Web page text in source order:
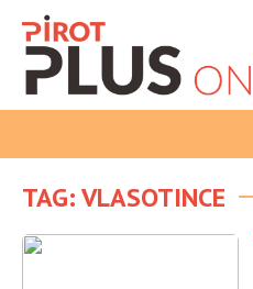
TAG: VLASOTINCE